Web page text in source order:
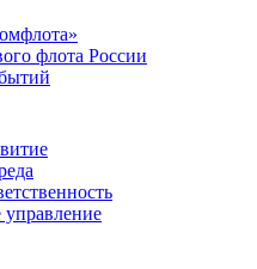
флота России